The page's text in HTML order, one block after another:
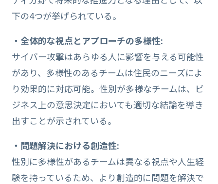
下の4つが挙げられている。
・全体的な視点とアプローチの多様性:
サイバー攻撃はあらゆる人に影響を与える可能性
があり、多様性のあるチームは住民のニーズによ
り効果的に対応可能。性別が多様なチームは、ビ
ジネス上の意思決定においても適切な結論を導き
出すことが示されている。
・問題解決における創造性:
性別に多様性があるチームは異なる視点や人生経
験を持っているため、より創造的に問題を解決で